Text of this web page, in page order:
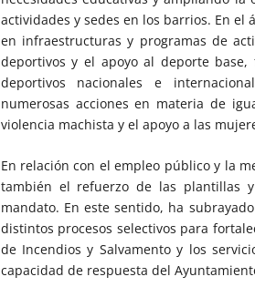
actividades y sedes en los barrios. En
en infraestructuras y programas de
deportivos y el apoyo al deporte base,
deportivos nacionales e
numerosas acciones en materia de
violencia machista y el apoyo a las
En relación con el empleo público y la
también el refuerzo de las plantillas
mandato. En este sentido, ha
distintos procesos selectivos para
de Incendios y Salvamento y los
capacidad de respuesta del